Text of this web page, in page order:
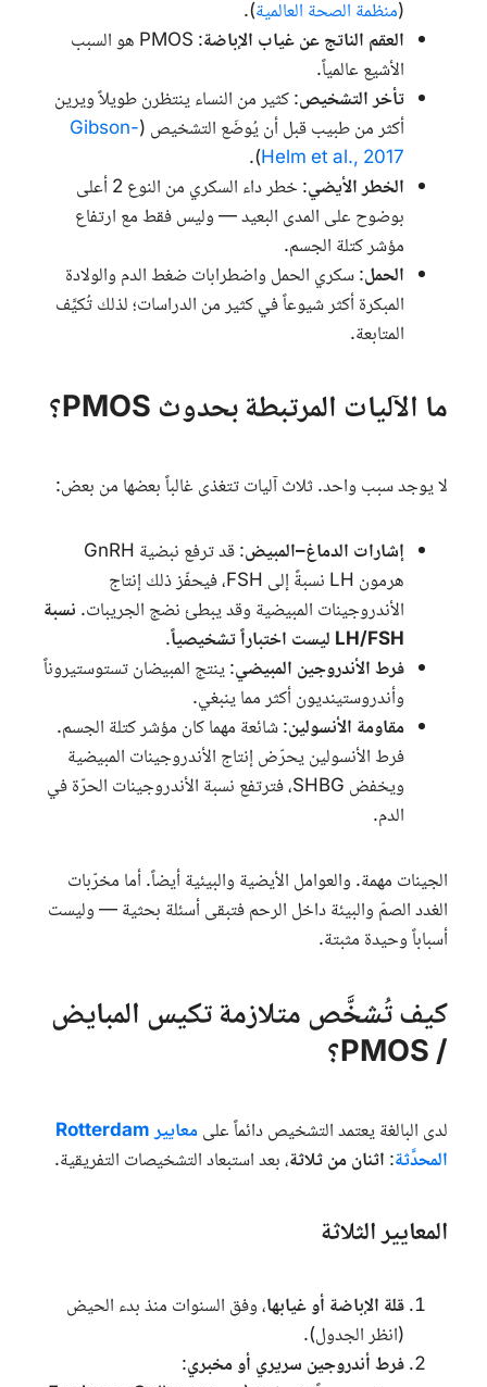
(منظمة الصحة العالمية).
العقم الناتج عن غياب الإباضة:
PMOS هو السبب
الأشيع عالمياً.
تأخر التشخيص: كثير من النساء ينتظرن طويلاً ويرين
أكثر من طبيب قبل أن يُوضَع التشخيص (Gibson-
Helm et al., 2017
).
الخطر الأيضي
: خطر داء السكري من النوع 2 أعلى
بوضوح على المدى البعيد — وليس فقط مع ارتفاع
مؤشر كتلة الجسم.
الحمل: سكري الحمل واضطرابات ضغط الدم والولادة
المبكرة أكثر شيوعاً في كثير من الدراسات؛ لذلك تُكيَّف
المتابعة.
ما الآليات المرتبطة بحدوث PMOS؟
لا يوجد سبب واحد. ثلاث آليات تتغذى غالباً بعضها من بعض:
إشارات الدماغ–المبيض: قد ترفع نبضية GnRH
هرمون LH نسبةً إلى FSH، فيحفّز ذلك إنتاج
الأندروجينات المبيضية وقد يبطئ نضج الجريبات. نسبة
LH/FSH ليست اختباراً تشخيصياً
.
فرط الأندروجين المبيضي: ينتج المبيضان تستوستيروناً
وأندروستينديون أكثر مما ينبغي.
مقاومة الأنسولين: شائعة مهما كان مؤشر كتلة الجسم.
فرط الأنسولين يحرّض إنتاج الأندروجينات المبيضية
ويخفض SHBG، فترتفع نسبة الأندروجينات الحرّة في
الدم.
الجينات مهمة. والعوامل الأيضية والبيئية أيضاً. أما مخرّبات
الغدد الصمّ والبيئة داخل الرحم فتبقى أسئلة بحثية — وليست
أسباباً وحيدة مثبتة.
كيف تُشخَّص متلازمة تكيس المبايض
/ PMOS؟
لدى البالغة يعتمد التشخيص دائماً على
معايير Rotterdam
المحدَّثة: اثنان من ثلاثة، بعد استبعاد التشخيصات التفريقية.
المعايير الثلاثة
قلة الإباضة أو غيابها، وفق السنوات منذ بدء الحيض
(انظر الجدول).
فرط أندروجين سريري أو مخبري: